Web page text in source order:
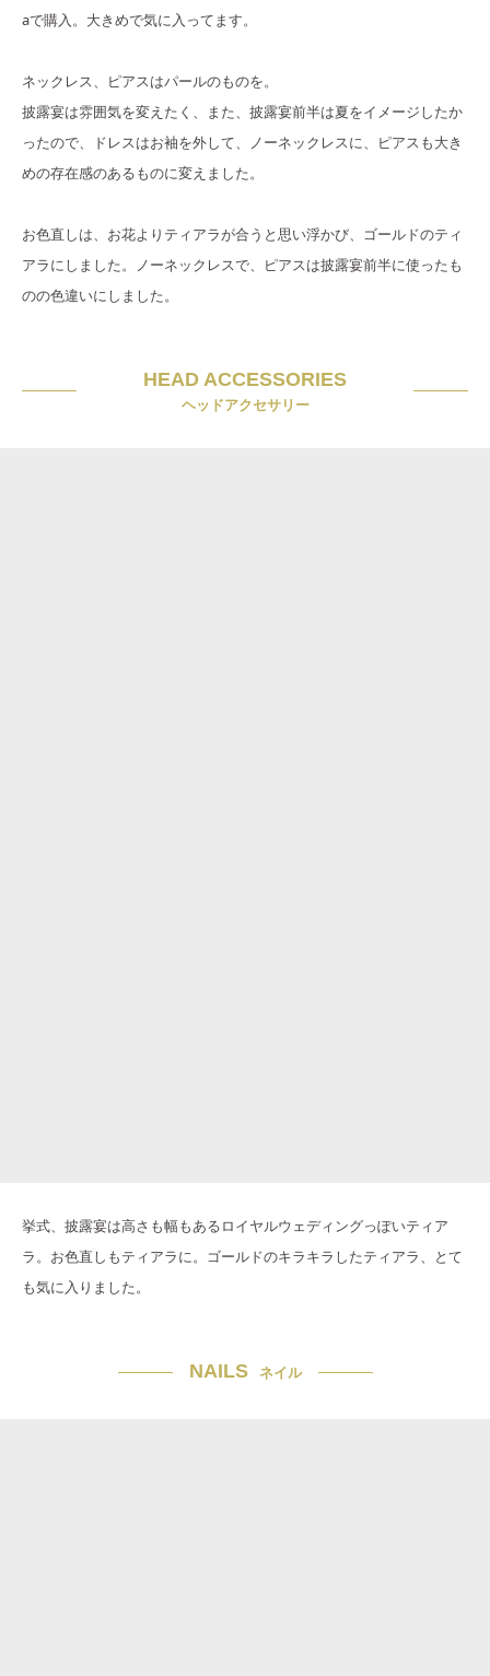
aで購入。大きめで気に入ってます。
ネックレス、ピアスはパールのものを。
披露宴は雰囲気を変えたく、また、披露宴前半は夏をイメージしたか
ったので、ドレスはお袖を外して、ノーネックレスに、ピアスも大き
めの存在感のあるものに変えました。
お色直しは、お花よりティアラが合うと思い浮かび、ゴールドのティ
アラにしました。ノーネックレスで、ピアスは披露宴前半に使ったも
のの色違いにしました。
HEAD ACCESSORIES
ヘッドアクセサリー
挙式、披露宴は高さも幅もあるロイヤルウェディングっぽいティア
ラ。お色直しもティアラに。ゴールドのキラキラしたティアラ、とて
も気に入りました。
NAILS ネイル